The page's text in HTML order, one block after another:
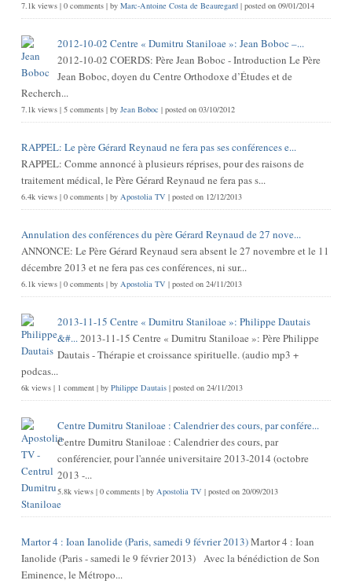
7.1k views| 0 comments| by Marc-Antoine Costa de Beauregard| posted on 09/01/2014
2012-10-02 Centre « Dumitru Staniloae »: Jean Boboc –...
2012-10-02 COERDS: Père Jean Boboc - Introduction Le Père
Jean Boboc, doyen du Centre Orthodoxe d’Études et de
Recherch...
7.1k views| 5 comments| by Jean Boboc | posted on 03/10/2012
RAPPEL: Le père Gérard Reynaud ne fera pas ses conférences e...
RAPPEL: Comme annoncé à plusieurs réprises, pour des raisons de
traitement médical, le Père Gérard Reynaud ne fera pas s...
6.4k views| 0 comments| by Apostolia TV | posted on 12/12/2013
Annulation des conférences du père Gérard Reynaud de 27 nove...
ANNONCE: Le Père Gérard Reynaud sera absent le 27 novembre et le 11
décembre 2013 et ne fera pas ces conférences, ni sur...
6.1k views| 0 comments| by Apostolia TV | posted on 24/11/2013
2013-11-15 Centre « Dumitru Staniloae »: Philippe Dautais
&#...2013-11-15 Centre « Dumitru Staniloae »: Père Philippe
Dautais - Thérapie et croissance spirituelle. (audio mp3 +
podcas...
6k views| 1 comment| by Philippe Dautais| posted on 24/11/2013
Centre Dumitru Staniloae : Calendrier des cours, par confére...
Centre Dumitru Staniloae : Calendrier des cours, par
conférencier, pour l'année universitaire 2013-2014 (octobre
2013 -...
5.8k views| 0 comments| by Apostolia TV | posted on 20/09/2013
Martor 4 : Ioan Ianolide (Paris, samedi 9 février 2013)Martor 4 : Ioan
Ianolide (Paris - samedi le 9 février 2013) Avec la bénédiction de Son
Eminence, le Métropo...